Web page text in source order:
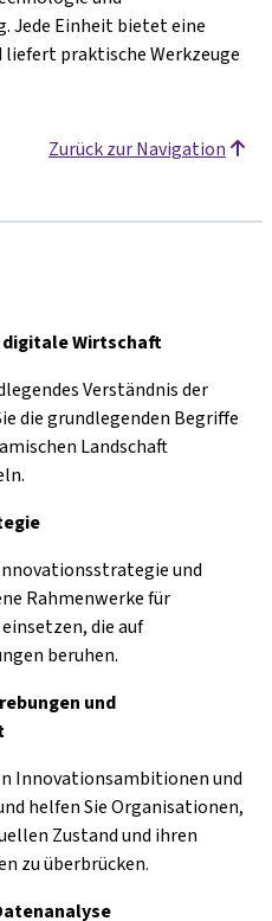
Jede Einheit bietet eine
praktische Werkzeuge
Zurück zur Navigation
digitale Wirtschaft
Verständnis der
die grundlegenden Begriffe
Landschaft
und
Rahmenwerke für
die auf
beruhen.
und
Innovationsambitionen und
helfen Sie Organisationen,
Zustand und ihren
zu überbrücken.